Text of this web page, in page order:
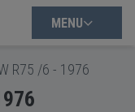
MENU
R75 /6 - 1976